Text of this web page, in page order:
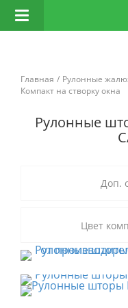
Открыть
навигацию
Главная Рулонные
Компакт на створку окна
Рулонные
Доп.
Цвет